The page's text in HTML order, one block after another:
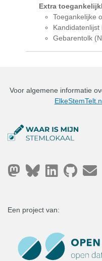
Extra
Toegankelijke
Kandidatenlijst
Gebarentolk
Voor algemene informatie
Een project van: